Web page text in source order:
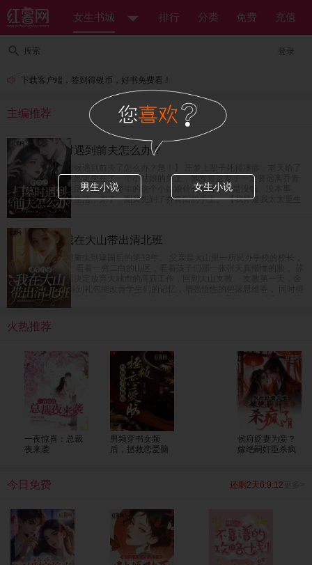
女生书城 排行 分类 免费 充值
搜索 登录
下载客户端，签到得银币，好书免费看！
主编推荐
给自己扫墓时遇到前夫怎么办？
【给自己上坟的时候遇到前夫了怎么办？急！】 庄梦上辈子死得凄惨，老天给了
她重开的机会，让她重生在了一个小姑娘的身上，她发誓这辈子一定要远离乔青
阳，奔向美好新生活，偏偏她重生的这个小姑娘什么都好，就是没钱、没本事、
没学历，她为了讨生活，兜了一圈又兜到了乔青阳的手上。 【我怀疑我太太重生
了怎么办？急！】 乔青阳是个坚定的唯物主义者，但是新来的这个小姑娘越看越
像是庄梦死后换的新马甲，难道是老天爷看他死了老婆这么可怜，又把他老婆送
回来了？
重生八零：我在大山带出清北班
女富豪苏茵茵一朝重生到建国后的第13年。 父亲是大山里一所民办学校的校长，
也是唯一的老师。 看着一穷二白的山区，看着孩子们那一张张天真懵懂的脸， 苏
茵茵在完成学业后决定放弃大城市的高薪工作，回到大山支教。 支教第一天，金
手指系统上线。 得到礼包能改善学生们的记忆，增强悟性的碧落思维香， 同时得
到了能强身健体的紫府转元诀，能让人吃了非常有营养的紫晶玉米， 眨眼间，民
办小学升级成民办中学，父女俩教出来的学生一个个进城拿竞赛名次，毕业班高
考生一个个上了清北！ 全国人民震惊，纷纷发来贺电，“苏老师，明年我能把孩子
转过来吗？大山的修路费我包了！”
火热推荐
一夜惊喜：总裁
夜来袭
男频穿书女频
后，拯救恋爱脑
侯府贬妻为妾？
嫁绝嗣奸臣杀疯
今日免费 还剩2天6:9:12
男生小说 女生小说